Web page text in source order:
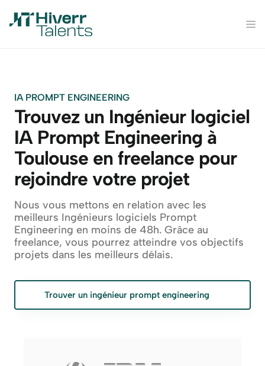
IA PROMPT ENGINEERING
Trouvez un Ingénieur logiciel
IA Prompt Engineering à
Toulouse en freelance pour
rejoindre votre projet
Nous vous mettons en relation avec les
meilleurs Ingénieurs logiciels Prompt
Engineering en moins de 48h. Grâce au
freelance, vous pourrez atteindre vos objectifs
projets dans les meilleurs délais.
Trouver un ingénieur prompt engineering